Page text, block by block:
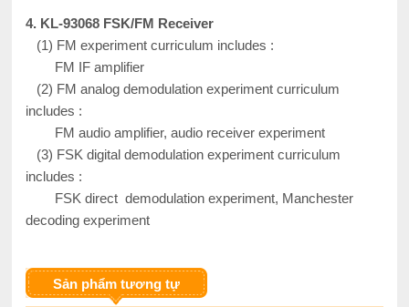
4. KL-93068 FSK/FM Receiver
(1) FM experiment curriculum includes :
FM IF amplifier
(2) FM analog demodulation experiment curriculum
includes :
FM audio amplifier, audio receiver experiment
(3) FSK digital demodulation experiment curriculum
includes :
FSK direct demodulation experiment, Manchester
decoding experiment
Sản phẩm tương tự